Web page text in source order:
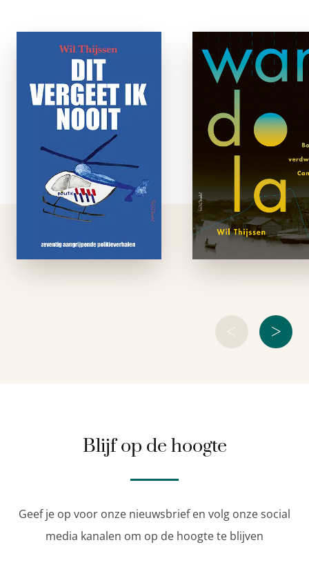
< >
Dit vergeet ik
paperback
‘Schiet me dood!’ riep
de man die brigadier
Henny aanviel met
een mes. ‘Als jij mij
niet doodmaakt, dan
maak ik jou dood.’
Elke politieagent
melding die …
e-boek
Ik hoor iets wat
hier nog niet
heb gehoord.
roept een klein
een peuter
terwijl het
armpje naar
vraagt om
Blijf op de hoogte
Geef je op voor onze nieuwsbrief en volg onze social
media kanalen om op de hoogte te blijven